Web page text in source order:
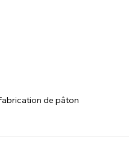
de pâton